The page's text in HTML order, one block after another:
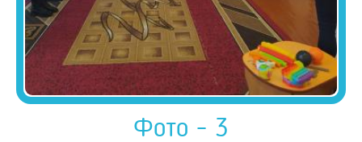
Фото - 3